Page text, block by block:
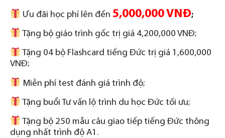
Ưu đãi học phí lên đến5,000,000 VNĐ;
Tặng bộ giáo trình gốc trị giá 4,200,000 VNĐ;
Tặng 04 bộ Flashcard tiếng Đức trị giá 1,600,000
VNĐ;
Miễn phí test đánh giá trình độ;
Tặng buổi Tư vấn lộ trình du học Đức tối ưu;
Tặng bộ 250 mẫu câu giao tiếp tiếng Đức thông
dụng nhất trình độ A1.